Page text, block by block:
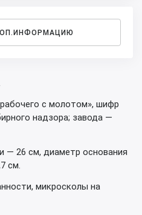
с молотом», шифр
надзора; завода —
— 26 см, диаметр основания
см.
микросколы на